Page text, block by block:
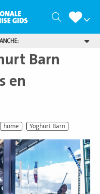
Zoeken
Barn
en
home Yoghurt Barn